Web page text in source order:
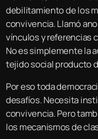
debilitamiento de los
convivencia. Llamó
vínculos y referencias
No es simplemente la
tejido social producto
Por eso toda
desafíos. Necesita
convivencia. Pero
los mecanismos de